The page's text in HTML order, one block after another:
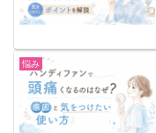
悩み